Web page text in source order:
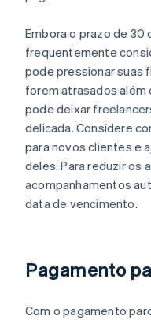
Embora o prazo de 30
frequentemente
pode pressionar suas
forem atrasados além
pode deixar
delicada. Considere
para novos clientes e
deles. Para reduzir os
acompanhamentos
data de vencimento.
Pagamento
Com o pagamento